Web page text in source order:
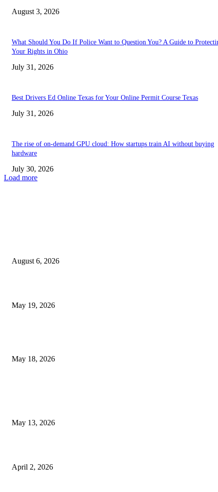
August 3, 2026
What Should You Do If Police Want to Question You? A Guide to
Your Rights in Ohio
July 31, 2026
Best Drivers Ed Online Texas for Your Online Permit Course Texas
July 31, 2026
The rise of on-demand GPU cloud: How startups train AI without buying
hardware
July 30, 2026
Load more
August 6, 2026
May 19, 2026
May 18, 2026
May 13, 2026
April 2, 2026